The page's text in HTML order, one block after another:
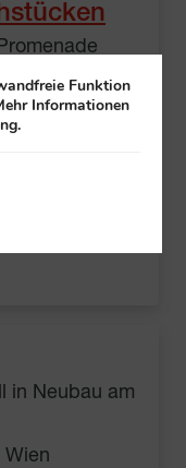
in Neubau am
Wien
Funktion
Informationen